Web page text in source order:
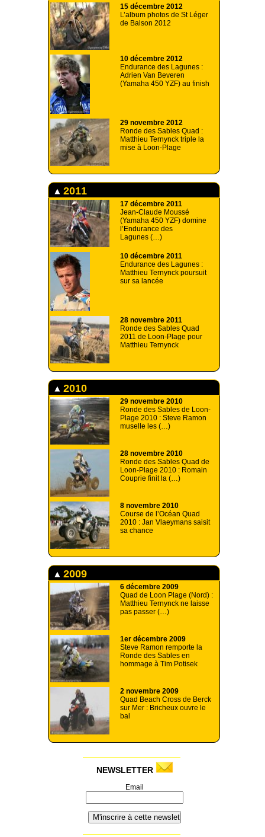
15 décembre 2012
L’album photos de St Léger
de Balson 2012
10 décembre 2012
Endurance des Lagunes :
Adrien Van Beveren
(Yamaha 450 YZF) au finish
29 novembre 2012
Ronde des Sables Quad :
Matthieu Ternynck triple la
mise à Loon-Plage
2011
17 décembre 2011
Jean-Claude Moussé
(Yamaha 450 YZF) domine
l’Endurance des
Lagunes (…)
10 décembre 2011
Endurance des Lagunes :
Matthieu Ternynck poursuit
sur sa lancée
28 novembre 2011
Ronde des Sables Quad
2011 de Loon-Plage pour
Matthieu Ternynck
2010
29 novembre 2010
Ronde des Sables de Loon-
Plage 2010 : Steve Ramon
muselle les (…)
28 novembre 2010
Ronde des Sables Quad de
Loon-Plage 2010 : Romain
Couprie finit la (…)
8 novembre 2010
Course de l’Océan Quad
2010 : Jan Vlaeymans saisit
sa chance
2009
6 décembre 2009
Quad de Loon Plage (Nord) :
Matthieu Ternynck ne laisse
pas passer (…)
1er décembre 2009
Steve Ramon remporte la
Ronde des Sables en
hommage à Tim Potisek
2 novembre 2009
Quad Beach Cross de Berck
sur Mer : Bricheux ouvre le
bal
NEWSLETTER
Email